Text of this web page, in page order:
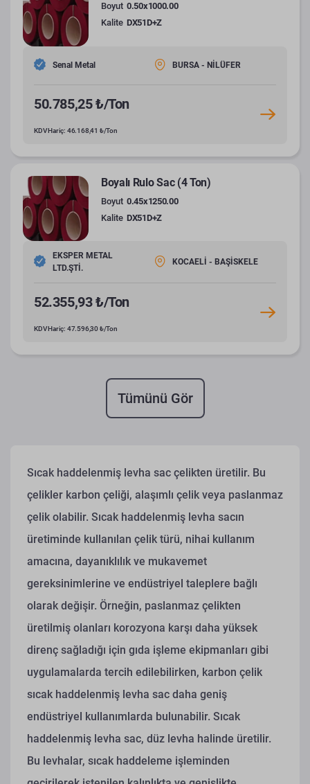
Boyut 0.50x1000.00
Kalite DX51D+Z
Senal Metal BURSA - NİLÜFER
50.785,25 ₺/Ton
KDV Hariç: 46.168,41 ₺/Ton
Boyalı Rulo Sac (4 Ton)
Boyut 0.45x1250.00
Kalite DX51D+Z
EKSPER METAL
LTD.ŞTİ.
KOCAELİ - BAŞİSKELE
52.355,93 ₺/Ton
KDV Hariç: 47.596,30 ₺/Ton
Tümünü Gör
Sıcak haddelenmiş levha sac çelikten üretilir. Bu
çelikler karbon çeliği, alaşımlı çelik veya paslanmaz
çelik olabilir. Sıcak haddelenmiş levha sacın
üretiminde kullanılan çelik türü, nihai kullanım
amacına, dayanıklılık ve mukavemet
gereksinimlerine ve endüstriyel taleplere bağlı
olarak değişir. Örneğin, paslanmaz çelikten
üretilmiş olanları korozyona karşı daha yüksek
direnç sağladığı için gıda işleme ekipmanları gibi
uygulamalarda tercih edilebilirken, karbon çelik
sıcak haddelenmiş levha sac daha geniş
endüstriyel kullanımlarda bulunabilir. Sıcak
haddelenmiş levha sac, düz levha halinde üretilir.
Bu levhalar, sıcak haddeleme işleminden